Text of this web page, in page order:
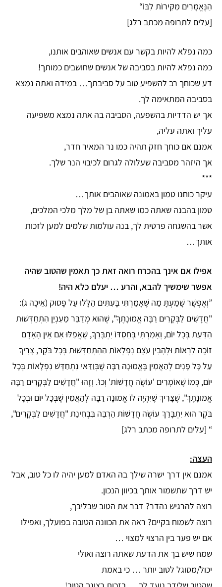
הַנֶּאֱמָרִים מִקִּירוֹת לִבּוֹ“
[עלים לתרופה מכתב רלג]
כמה נפלא להיות בקשר עם אנשים שאוהבים אותנו,
כמה נפלא להיות בסביבה של אנשים שחושבים כמותך!
דע שכוחך רב להשפיע טוב על סביבתך… במידה ואתה נמצא
בסביבה המתאימה לך.
אך יש הדדיות בהשפעה, הסביבה בה אתה נמצא משפיעה
עליך ואתה עליה,
אמנם אם כוחך חזק תהיה כמו נר המאיר חדר,
אך היזהר מסביבה שעלולה לגרום לכיבוי הנר שלך.
***
עיקר כוחנו טמון באמונה שאוהבים אותך…
טמון בהבנה שאתה כמו שאתה בן של מלך מלכי המלכים,
אשר בהשגחה פרטית לך, בנה עולמות שלמים למען לזכות
אותך…
אפילו אם אינך בהכרח רואה זאת כך תאמין שהטוב שהיה
אפשר שימשיך להבא, והרע … יעלם כלא היה!
”וְאֶפְשָׁר שָׁמַעְתָּ מַה שֶּׁאָמַרְתִּי בָּעִתִּים הַלָּלוּ עַל פָּסוּק (אֵיכָה ג):
"חֲדָשִׁים לַבְּקָרִים רַבָּה אֱמוּנָתֶךָ", שֶׁהוּא מְדַבֵּר מֵעִנְיַן הִתְחַדְּשׁוּת
הַדַּעַת בְּכָל יוֹם, וְאָמַרְתִּי בְּחַסְדּוֹ יִתְבָּרַךְ, שֶׁאֲפִלּוּ אִם אֵין הָאָדָם
זוֹכֶה לִרְאוֹת וּלְהָבִין עֹצֶם נִפְלְאוֹת הַהִתְחַדְּשׁוּת בְּכָל בֹּקֶר, צָרִיךְ
עַל כָּל פָּנִים לְהַאֲמִין בֶּאֱמוּנָה רַבָּה שֶׁבְּוַדַּאי נִתְחַדֵּשׁ נִפְלָאוֹת בְּכָל
יוֹם, כְּמוֹ שֶׁאוֹמְרִים 'עוֹשֶׂה חֲדָשׁוֹת' וְכוּ'. וְזֶהוּ "חֲדָשִׁים לַבְּקָרִים רַבָּה
אֱמוּנָתֶךָ", שֶׁצָּרִיךְ שֶׁיִּהְיֶה לוֹ אֱמוּנָה רַבָּה לְהַאֲמִין שֶׁבְּכָל יוֹם וּבְכָל
בֹּקֶר הוּא יִתְבָּרַךְ עוֹשֶׂה חֲדָשׁוֹת הַרְבֵּה בִּבְחִינַת "חֲדָשִׁים לַבְּקָרִים",
“ [עלים לתרופה מכתב רלג]
העצה:
אמנם אין דרך ישרה שילך בה האדם למען יהיה לו כל טוב, אבל
יש דרך שתשמור אותך בכיוון הנכון.
רוצה להרגיש נהדר? דבר את הטוב שבליבך,
רוצה לשמוח בקיים? ראה את הכוונה הטובה בפועלך, ואפילו
אם יש פער בין הרצוי למצוי …
שמח שיש בך את הדעת שאתה רוצה ואולי
יכול/מסוגל לטוב יותר … כי באמת